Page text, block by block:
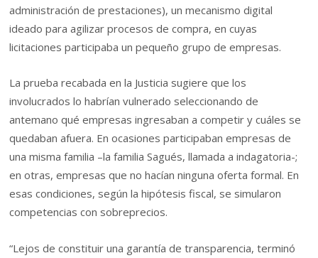
administración de prestaciones), un mecanismo digital
ideado para agilizar procesos de compra, en cuyas
licitaciones participaba un pequeño grupo de empresas.
La prueba recabada en la Justicia sugiere que los
involucrados lo habrían vulnerado seleccionando de
antemano qué empresas ingresaban a competir y cuáles se
quedaban afuera. En ocasiones participaban empresas de
una misma familia –la familia Sagués, llamada a indagatoria-;
en otras, empresas que no hacían ninguna oferta formal. En
esas condiciones, según la hipótesis fiscal, se simularon
competencias con sobreprecios.
“Lejos de constituir una garantía de transparencia, terminó